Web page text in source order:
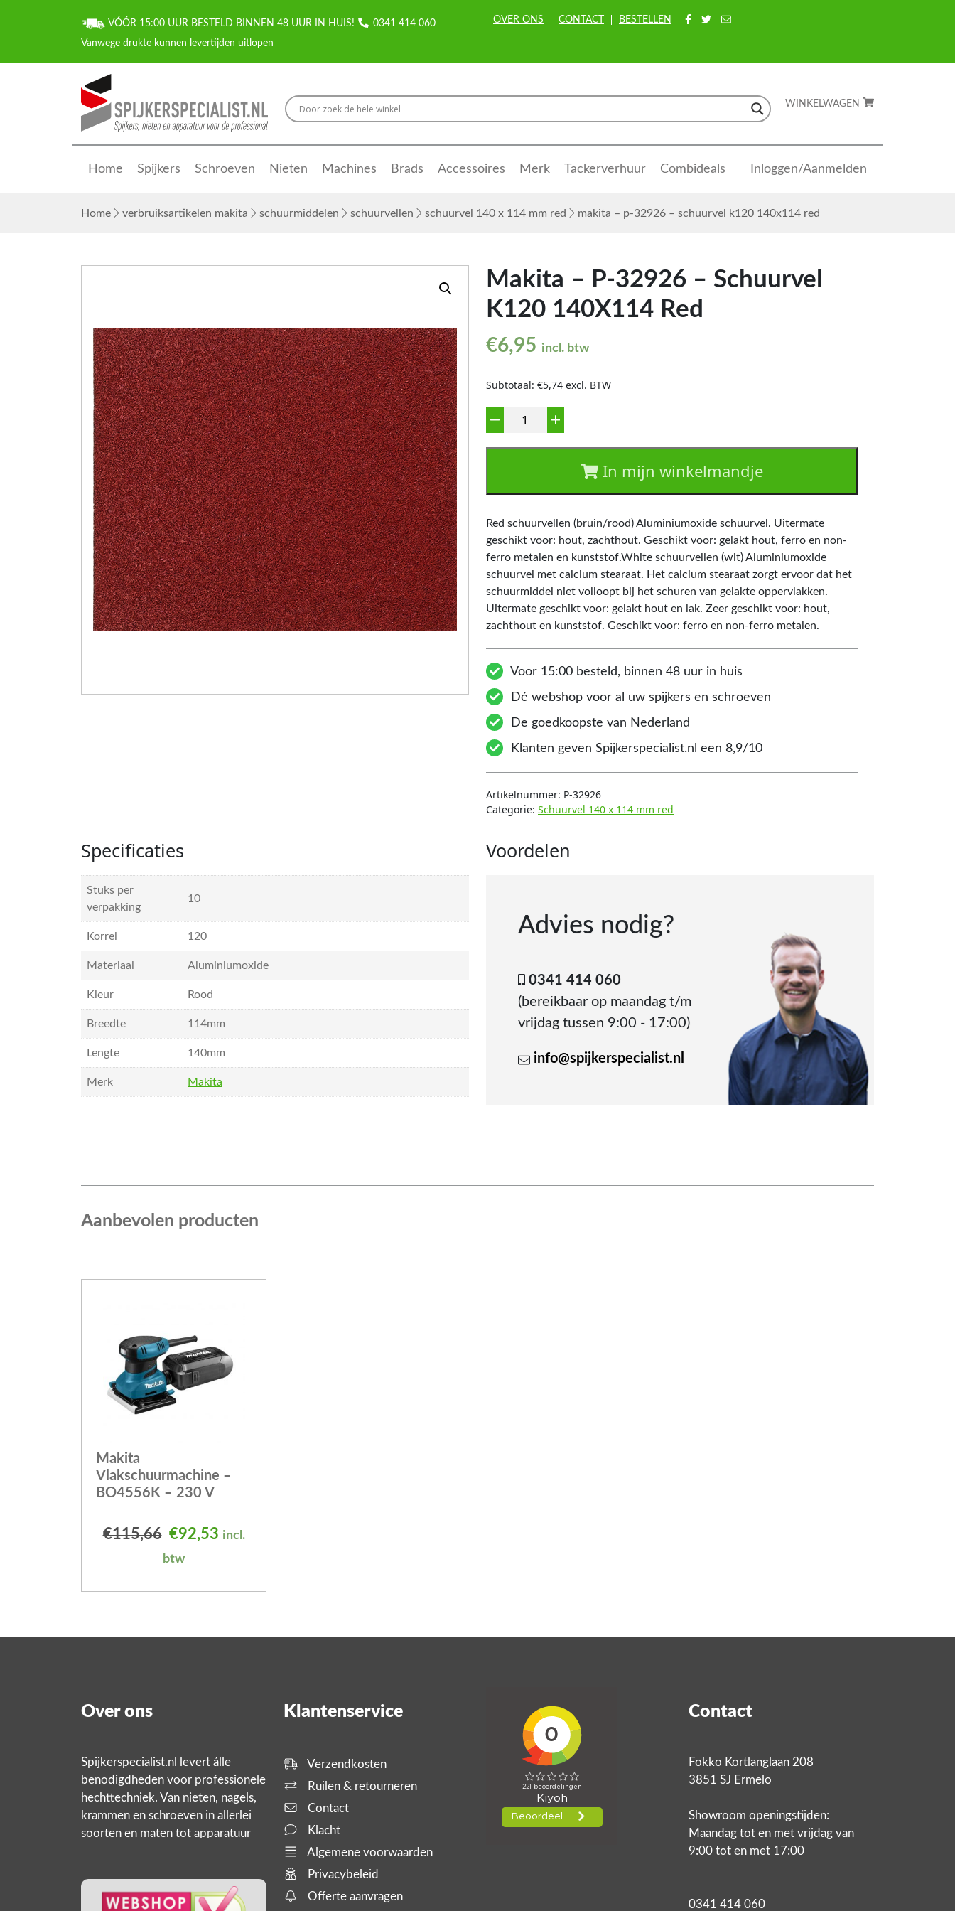
VÓÓR 15:00 UUR BESTELD BINNEN 48 UUR IN HUIS! 0341 414 060 OVER ONS CONTACT BESTELLEN
WINKELWAGEN
Home Spijkers Schroeven Nieten Machines Brads Accessoires Merk Tackerverhuur Combideals Inloggen/Aanmelden
Home verbruiksartikelen makita schuurmiddelen schuurvellen schuurvel 140 x 114 mm red makita – p-32926 – schuurvel k120 140x114 red
Makita – P-32926 – Schuurvel
K120 140X114 Red
€6,95 incl. btw
Subtotaal: €5,74 excl. BTW
Aantal
In mijn winkelmandje
Red schuurvellen (bruin/rood) Aluminiumoxide schuurvel. Uitermate
geschikt voor: hout, zachthout. Geschikt voor: gelakt hout, ferro en non-
ferro metalen en kunststof.White schuurvellen (wit) Aluminiumoxide
schuurvel met calcium stearaat. Het calcium stearaat zorgt ervoor dat het
schuurmiddel niet volloopt bij het schuren van gelakte oppervlakken.
Uitermate geschikt voor: gelakt hout en lak. Zeer geschikt voor: hout,
zachthout en kunststof. Geschikt voor: ferro en non-ferro metalen.
Voor 15:00 besteld, binnen 48 uur in huis
Dé webshop voor al uw spijkers en schroeven
De goedkoopste van Nederland
Klanten geven Spijkerspecialist.nl een 8,9/10
Artikelnummer: P-32926
Categorie: Schuurvel 140 x 114 mm red
Specificaties
Stuks per
verpakking
10
Korrel 120
Materiaal Aluminiumoxide
Kleur Rood
Breedte 114mm
Lengte 140mm
Merk Makita
Voordelen
Advies nodig?
0341 414 060
(bereikbaar op maandag t/m
vrijdag tussen 9:00 - 17:00)
info@spijkerspecialist.nl
Aanbevolen producten
Makita
Vlakschuurmachine –
BO4556K – 230 V
€115,66 Oorspronkelijke prijs was: €115,66.
€92,53Huidige prijs is: €92,53.
incl.
btw
Over ons
Spijkerspecialist.nl levert álle
benodigdheden voor professionele
hechttechniek. Van nieten, nagels,
krammen en schroeven in allerlei
soorten en maten tot apparatuur
producten,
Klantenservice
Verzendkosten
Ruilen & retourneren
Contact
Klacht
Algemene voorwaarden
Privacybeleid
Offerte aanvragen
Contact
Fokko Kortlanglaan 208
3851 SJ Ermelo
Showroom openingstijden:
Maandag tot en met vrijdag van
9:00 tot en met 17:00
0341 414 060